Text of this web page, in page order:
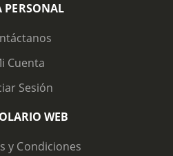
PERSONAL
Cuenta
Sesión
WEB
y Condiciones